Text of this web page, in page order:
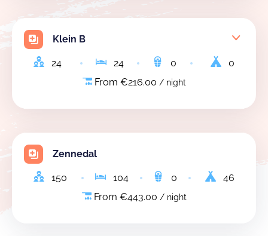
Klein B
24 24 0
0
From €216.00 / night
Zennedal
150 104 0
46
From €443.00 / night